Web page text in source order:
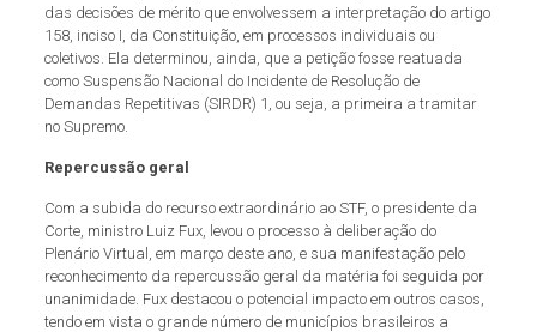
das decisões de mérito que envolvessem a interpretação do artigo
158, inciso I, da Constituição, em processos individuais ou
coletivos. Ela determinou, ainda, que a petição fosse reatuada
como Suspensão Nacional do Incidente de Resolução de
Demandas Repetitivas (SIRDR) 1, ou seja, a primeira a tramitar
no Supremo.
Repercussão geral
Com a subida do recurso extraordinário ao STF, o presidente da
Corte, ministro Luiz Fux, levou o processo à deliberação do
Plenário Virtual, em março deste ano, e sua manifestação pelo
reconhecimento da repercussão geral da matéria foi seguida por
unanimidade. Fux destacou o potencial impacto em outros casos,
tendo em vista o grande número de municípios brasileiros a